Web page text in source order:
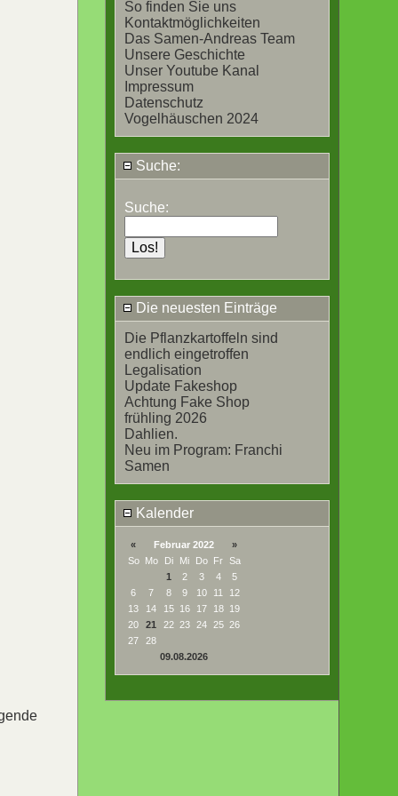
So finden Sie uns
Kontaktmöglichkeiten
Das Samen-Andreas Team
Unsere Geschichte
Unser Youtube Kanal
Impressum
Datenschutz
Vogelhäuschen 2024
Suche:
Suche:
Die neuesten Einträge
Die Pflanzkartoffeln sind
endlich eingetroffen
Legalisation
Update Fakeshop
Achtung Fake Shop
frühling 2026
Dahlien.
Neu im Program: Franchi
Samen
Kalender
« Februar 2022
»
So Mo Di Mi Do Fr Sa
1
2 3 4
5
6
7 8 9 10 11
12
13
14 15 16 17 18 19
20
21 22 23 24 25 26
27
28
09.08.2026